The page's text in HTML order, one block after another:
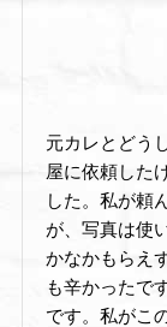
元カレとどう
屋に依頼した
した。私が頼
が、写真は使
かなかもらえ
も辛かったで
です。私がこ